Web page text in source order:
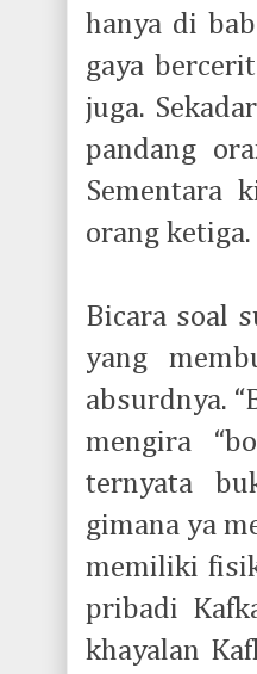
hanya di
gaya
juga.
pandang
Sementara
orang ketiga.
Bicara soal
yang
absurdnya.
mengira
ternyata
gimana ya
memiliki
pribadi
khayalan